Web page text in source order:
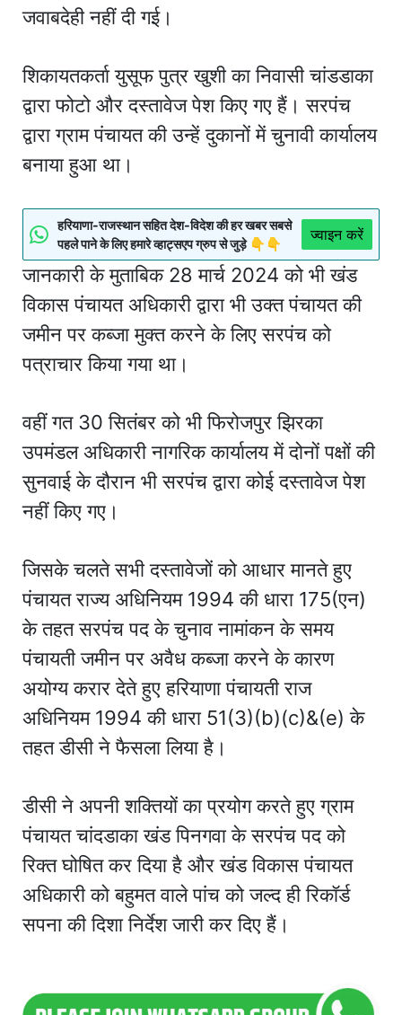
जवाबदेही नहीं दी गई।
शिकायतकर्ता युसूफ पुत्र खुशी का निवासी चांडडाका
द्वारा फोटो और दस्तावेज पेश किए गए हैं। सरपंच
द्वारा ग्राम पंचायत की उन्हें दुकानों में चुनावी कार्यालय
बनाया हुआ था।
हरियाणा-राजस्थान सहित देश-विदेश की हर खबर सबसे
पहले पाने के लिए हमारे व्हाट्सएप ग्रुप से जुड़े 👇👇
ज्वाइन करें
जानकारी के मुताबिक 28 मार्च 2024 को भी खंड
विकास पंचायत अधिकारी द्वारा भी उक्त पंचायत की
जमीन पर कब्जा मुक्त करने के लिए सरपंच को
पत्राचार किया गया था।
वहीं गत 30 सितंबर को भी फिरोजपुर झिरका
उपमंडल अधिकारी नागरिक कार्यालय में दोनों पक्षों की
सुनवाई के दौरान भी सरपंच द्वारा कोई दस्तावेज पेश
नहीं किए गए।
जिसके चलते सभी दस्तावेजों को आधार मानते हुए
पंचायत राज्य अधिनियम 1994 की धारा 175(एन)
के तहत सरपंच पद के चुनाव नामांकन के समय
पंचायती जमीन पर अवैध कब्जा करने के कारण
अयोग्य करार देते हुए हरियाणा पंचायती राज
अधिनियम 1994 की धारा 51(3)(b)(c)&(e) के
तहत डीसी ने फैसला लिया है।
डीसी ने अपनी शक्तियों का प्रयोग करते हुए ग्राम
पंचायत चांदडाका खंड पिनगवा के सरपंच पद को
रिक्त घोषित कर दिया है और खंड विकास पंचायत
अधिकारी को बहुमत वाले पांच को जल्द ही रिकॉर्ड
सपना की दिशा निर्देश जारी कर दिए हैं।